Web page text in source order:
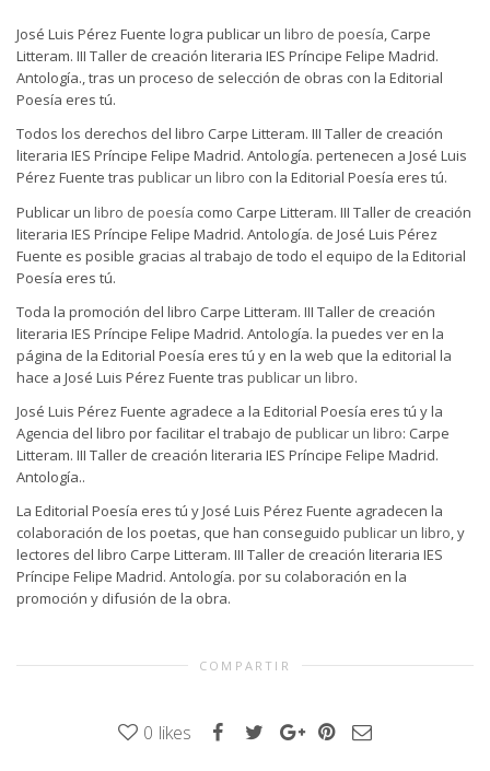
José Luis Pérez Fuente logra publicar un libro de poesía, Carpe
Litteram. III Taller de creación literaria IES Príncipe Felipe Madrid.
Antología., tras un proceso de selección de obras con la Editorial
Poesía eres tú.
Todos los derechos del libro Carpe Litteram. III Taller de creación
literaria IES Príncipe Felipe Madrid. Antología. pertenecen a José Luis
Pérez Fuente tras publicar un libro con la Editorial Poesía eres tú.
Publicar un libro de poesía como Carpe Litteram. III Taller de creación
literaria IES Príncipe Felipe Madrid. Antología. de José Luis Pérez
Fuente es posible gracias al trabajo de todo el equipo de la Editorial
Poesía eres tú.
Toda la promoción del libro Carpe Litteram. III Taller de creación
literaria IES Príncipe Felipe Madrid. Antología. la puedes ver en la
página de la Editorial Poesía eres tú y en la web que la editorial la
hace a José Luis Pérez Fuente tras publicar un libro.
José Luis Pérez Fuente agradece a la Editorial Poesía eres tú y la
Agencia del libro por facilitar el trabajo de publicar un libro: Carpe
Litteram. III Taller de creación literaria IES Príncipe Felipe Madrid.
Antología..
La Editorial Poesía eres tú y José Luis Pérez Fuente agradecen la
colaboración de los poetas, que han conseguido publicar un libro, y
lectores del libro Carpe Litteram. III Taller de creación literaria IES
Príncipe Felipe Madrid. Antología. por su colaboración en la
promoción y difusión de la obra.
COMPARTIR
0 likes